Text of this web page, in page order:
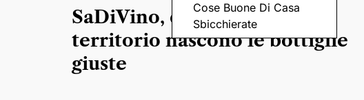
Cose Buone Di Casa
Sbicchierate
SaDiVino, dal rispetto per il
territorio nascono le bottiglie
giuste